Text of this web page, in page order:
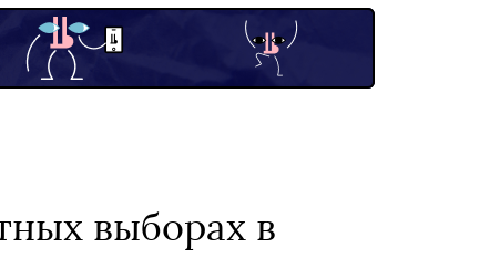
выборах в